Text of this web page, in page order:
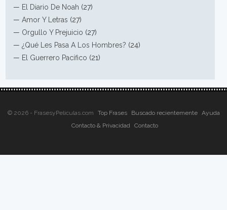
— El Diario De Noah (27)
—Amor Y Letras (27)
— Orgullo Y Prejuicio (27)
—¿Qué Les Pasa A Los Hombres? (24)
— El Guerrero Pacífico (21)
© 2026 - FrasesyPeliculas.com Top Frases Buscado recientemente
Ayuda
Contacto & Privacidad
Contacto